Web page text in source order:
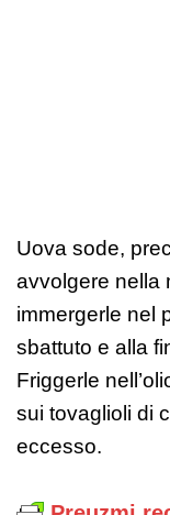
Uova sode,
avvolgere nella
immergerle nel
sbattuto e alla
Friggerle
sui tovaglioli di
eccesso.